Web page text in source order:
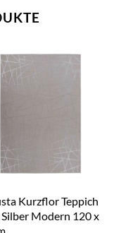
Kurzflor Teppich
Silber Modern 120 x